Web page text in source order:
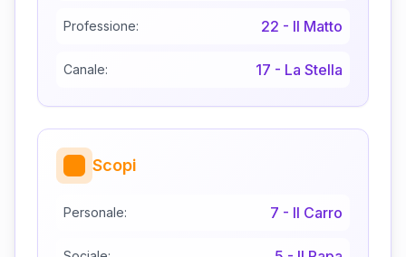
Professione: 22 - Il Matto
Canale: 17 - La Stella
Scopi
Personale: 7 - Il Carro